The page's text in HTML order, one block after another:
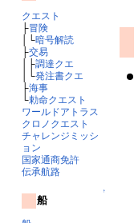
クエスト
├冒険
│└暗号解読
├交易
│├調達クエ
│└発注書クエ
├海事
└勅命クエスト
ワールドアトラス
クロノクエスト
チャレンジミッシ
ョン
国家通商免許
伝承航路
↑
船